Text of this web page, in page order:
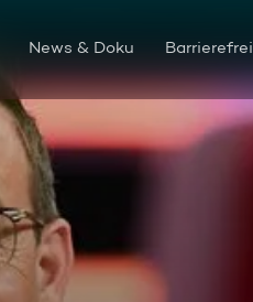
News & Doku Barrierefrei